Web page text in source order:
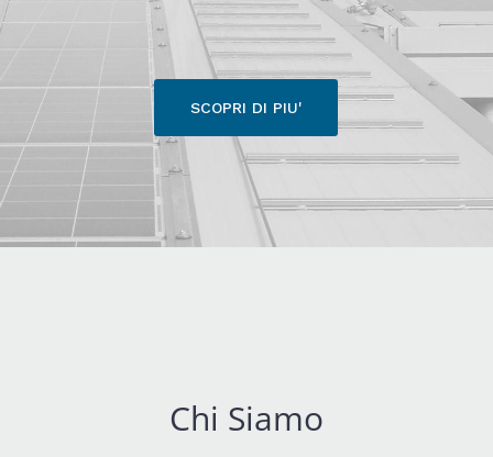
SCOPRI DI PIU'
Chi Siamo